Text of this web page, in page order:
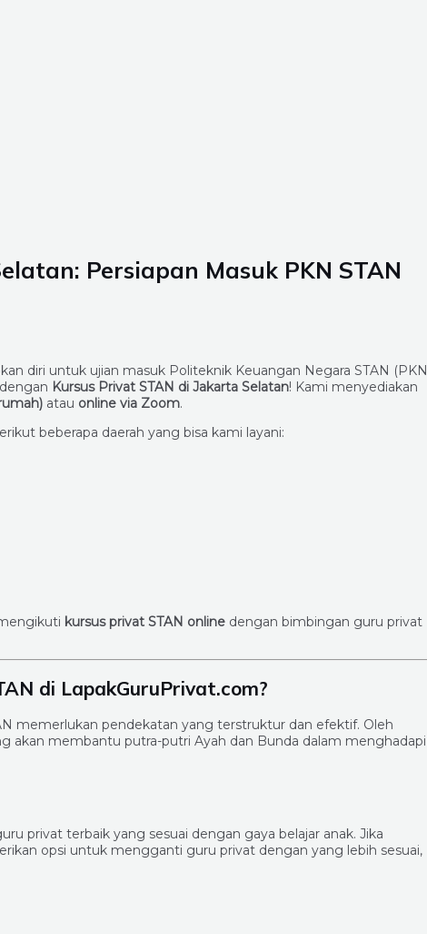
Persiapan Masuk PKN STAN
diri untuk ujian masuk Politeknik Keuangan Negara STAN (PKN
Kursus Privat STAN di Jakarta Selatan! Kami menyediakan
atau online via Zoom.
beberapa daerah yang bisa kami layani:
kursus privat STAN online dengan bimbingan guru privat
di LapakGuruPrivat.com?
memerlukan pendekatan yang terstruktur dan efektif. Oleh
akan membantu putra-putri Ayah dan Bunda dalam menghadapi
privat terbaik yang sesuai dengan gaya belajar anak. Jika
opsi untuk mengganti guru privat dengan yang lebih sesuai,